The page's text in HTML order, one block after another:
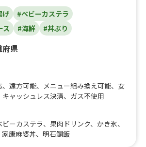
げ
#ベビーカステラ
ス
#海鮮 #丼ぶり
府県
、 遠方可能、 メニュー組み換え可能、 女
キャッシュレス決済、 ガス不使用
ーカステラ、果肉ドリンク、かき氷、
康麻婆丼、明石鯛飯